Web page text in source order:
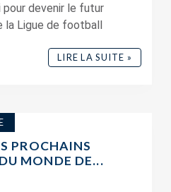
devenir le futur
la Ligue de football
LIRE LA SUITE »
PROCHAINS
MONDE DE...